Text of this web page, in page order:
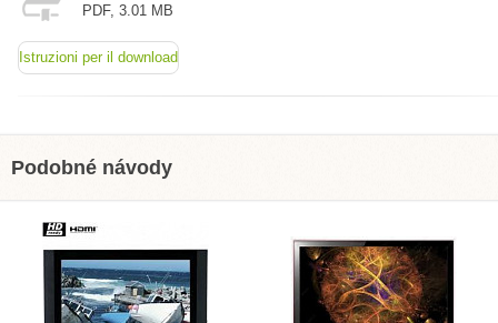
PDF, 3.01 MB
Istruzioni per il download
Podobné návody